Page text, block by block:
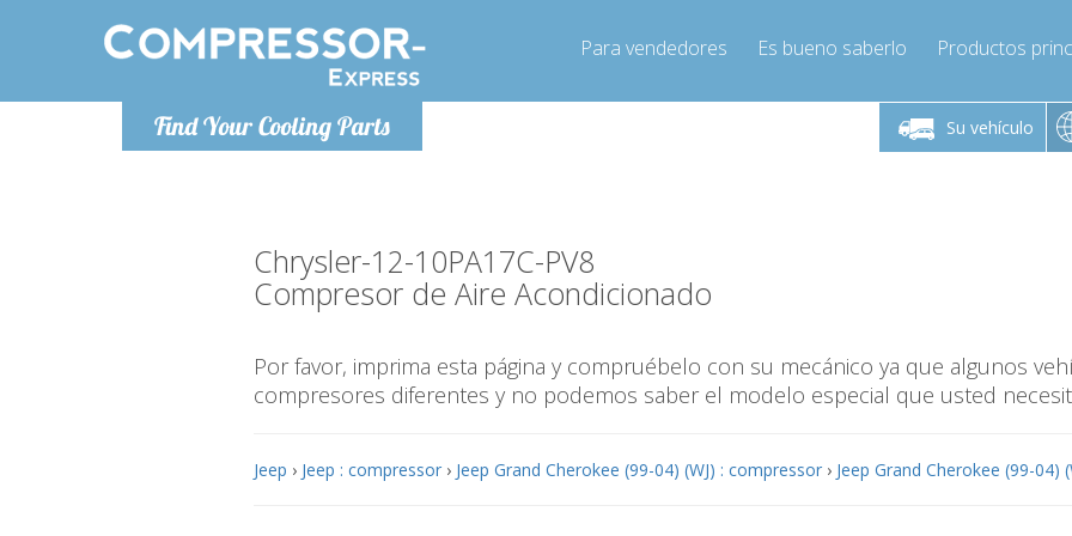
Find Your Cooling Parts
Para vendedores Es bueno saberlo Productos
Su vehículo
De lunes a viernes de 9:00 a De lunes a viernes de 9:00 a
16:00
Info@compressor-express.es
De lunes a
Chrysler-12-10PA17C-PV8
Compresor de Aire Acondicionado
Por favor, imprima esta página y compruébelo con su mecánico ya que algunos
compresores diferentes y no podemos saber el modelo especial que usted
Jeep › Jeep : compressor › Jeep Grand Cherokee (99-04) (WJ) : compressor › Jeep Grand Cherokee (99-04)